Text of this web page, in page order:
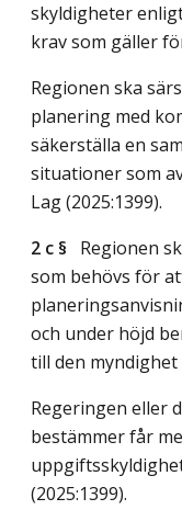
skyldigheter
krav som gäller
Regionen ska
planering med
säkerställa en
situationer som
Lag (2025:1399).
2 c § Regionen
som behövs för
och under höjd
till den
Regeringen eller
bestämmer får
(2025:1399).